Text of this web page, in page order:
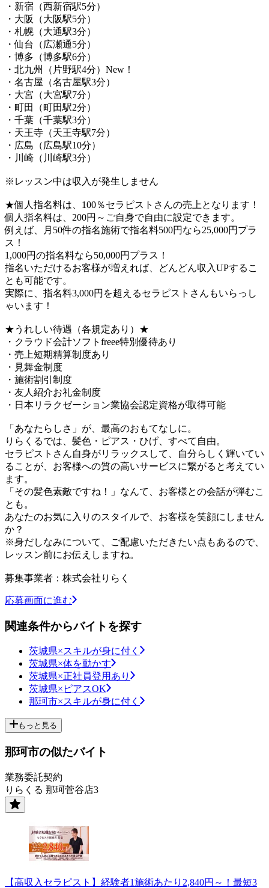
・新宿（西新宿駅5分）
・大阪（大阪駅5分）
・札幌（大通駅3分）
・仙台（広瀬通5分）
・博多（博多駅6分）
・北九州（片野駅4分）New！
・名古屋（名古屋駅3分）
・大宮（大宮駅7分）
・町田（町田駅2分）
・千葉（千葉駅3分）
・天王寺（天王寺駅7分）
・広島（広島駅10分）
・川崎（川崎駅3分）
※レッスン中は収入が発生しません
★個人指名料は、100％セラピストさんの売上となります！
個人指名料は、200円～ご自身で自由に設定できます。
例えば、月50件の指名施術で指名料500円なら25,000円プラ
ス！
1,000円の指名料なら50,000円プラス！
指名いただけるお客様が増えれば、どんどん収入UPするこ
とも可能です。
実際に、指名料3,000円を超えるセラピストさんもいらっし
ゃいます！
★うれしい待遇（各規定あり）★
・クラウド会計ソフトfreee特別優待あり
・売上短期精算制度あり
・見舞金制度
・施術割引制度
・友人紹介お礼金制度
・日本リラクゼーション業協会認定資格が取得可能
「あなたらしさ」が、最高のおもてなしに。
りらくるでは、髪色・ピアス・ひげ、すべて自由。
セラピストさん自身がリラックスして、自分らしく輝いてい
ることが、お客様への質の高いサービスに繋がると考えてい
ます。
「その髪色素敵ですね！」なんて、お客様との会話が弾むこ
とも。
あなたのお気に入りのスタイルで、お客様を笑顔にしません
か？
※身だしなみについて、ご配慮いただきたい点もあるので、
レッスン前にお伝えしますね。
募集事業者：株式会社りらく
応募画面に進む
関連条件からバイトを探す
茨城県×スキルが身に付く
茨城県×体を動かす
茨城県×正社員登用あり
茨城県×ピアスOK
那珂市×スキルが身に付く
もっと見る
那珂市の似たバイト
業務委託契約
りらくる 那珂菅谷店3
【高収入セラピスト】経験者1施術あたり2,840円～！最短3